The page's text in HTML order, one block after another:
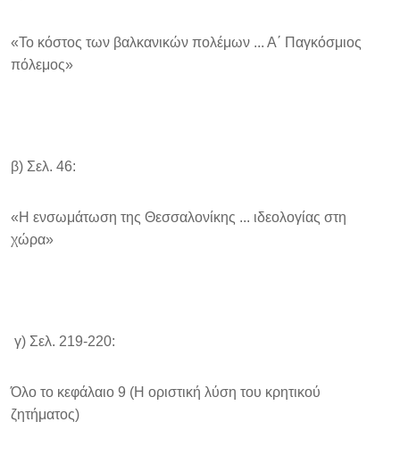
«Το κόστος των βαλκανικών πολέμων ... Α΄ Παγκόσμιος
πόλεμος»
β) Σελ. 46:
«Η ενσωμάτωση της Θεσσαλονίκης ... ιδεολογίας στη
χώρα»
γ) Σελ. 219-220:
Όλο το κεφάλαιο 9 (Η οριστική λύση του κρητικού
ζητήματος)